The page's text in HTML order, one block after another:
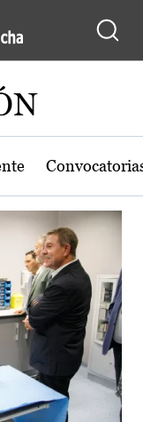
Castilla-